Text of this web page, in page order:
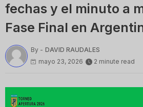
fechas y el minuto a
Fase Final en
By - DAVID RAUDALES
mayo 23, 2026
2 minute read